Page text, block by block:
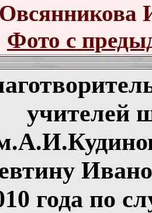
Овсянникова
Фото с
учителей
года по